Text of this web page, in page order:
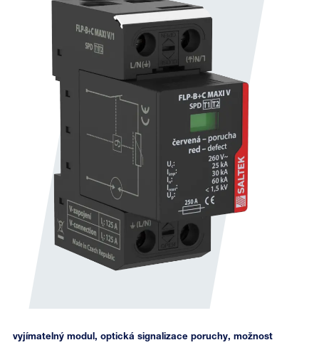
vyjímatelný modul, optická signalizace poruchy, možnost